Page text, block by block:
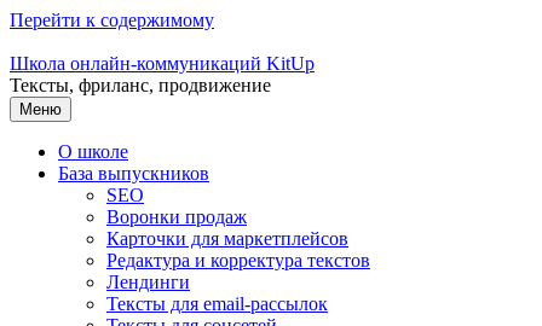
Перейти к содержимому
Школа онлайн-коммуникаций KitUp
Тексты, фриланс, продвижение
Меню
О школе
База выпускников
SEO
Воронки продаж
Карточки для маркетплейсов
Редактура и корректура текстов
Лендинги
Тексты для email-рассылок